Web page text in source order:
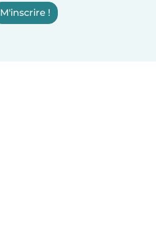
M'inscrire !